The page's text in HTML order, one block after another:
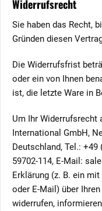
Widerrufsrecht
Sie haben das Recht,
Gründen diesen
Die Widerrufsfrist
oder ein von Ihnen
ist, die letzte Ware in
Um Ihr Widerrufsrecht
International GmbH,
Deutschland, Tel.: +49
59702-114, E-Mail:
Erklärung (z. B. ein
oder E-Mail) über
widerrufen,